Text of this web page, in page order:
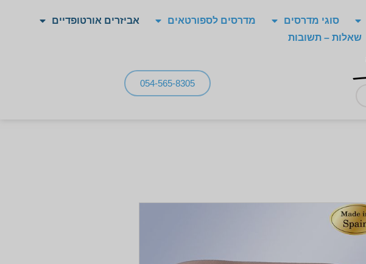
סוגי מדרסים מדרסים לספורטאים
אביזרים אורטופדיים
שאלות – תשובות
054-565-8305